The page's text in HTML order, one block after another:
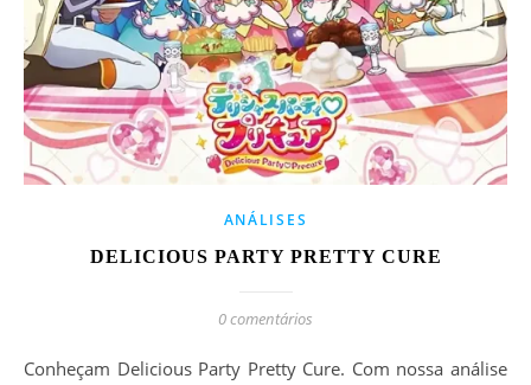
ANÁLISES
DELICIOUS PARTY PRETTY CURE
0 comentários
Conheçam Delicious Party Pretty Cure. Com nossa análise